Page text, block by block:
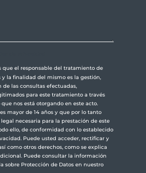
que el responsable del tratamiento de
y la finalidad del mismo es la gestión,
de las consultas efectuadas,
para este tratamiento a través
nos está otorgando en este acto.
mayor de 14 años y que por lo tanto
necesaria para la prestación de este
ello, de conformidad con lo establecido
Puede usted acceder, rectificar y
como otros derechos, como se explica
Puede consultar la información
sobre Protección de Datos en nuestro